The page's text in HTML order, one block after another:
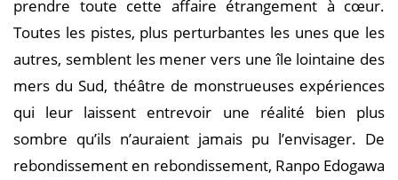
prendre toute cette affaire étrangement à cœur.
Toutes les pistes, plus perturbantes les unes que les
autres, semblent les mener vers une île lointaine des
mers du Sud, théâtre de monstrueuses expériences
qui leur laissent entrevoir une réalité bien plus
sombre qu’ils n’auraient jamais pu l’envisager. De
rebondissement en rebondissement, Ranpo Edogawa